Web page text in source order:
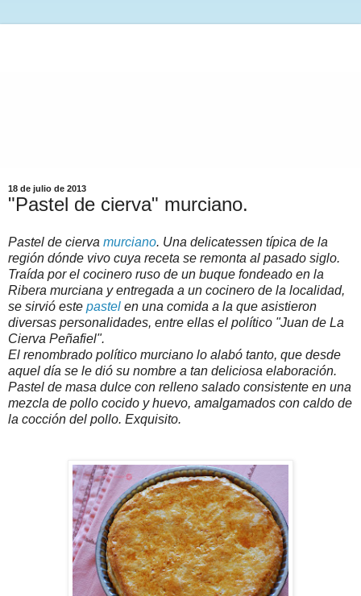
18 de julio de 2013
"Pastel de cierva" murciano.
Pastel de cierva murciano. Una delicatessen típica de la
región dónde vivo cuya receta se remonta al pasado siglo.
Traída por el cocinero ruso de un buque fondeado en la
Ribera murciana y entregada a un cocinero de la localidad,
se sirvió este pastel en una comida a la que asistieron
diversas personalidades, entre ellas el político "Juan de La
Cierva Peñafiel".
El renombrado político murciano lo alabó tanto, que desde
aquel día se le dió su nombre a tan deliciosa elaboración.
Pastel de masa dulce con relleno salado consistente en una
mezcla de pollo cocido y huevo, amalgamados con caldo de
la cocción del pollo. Exquisito.